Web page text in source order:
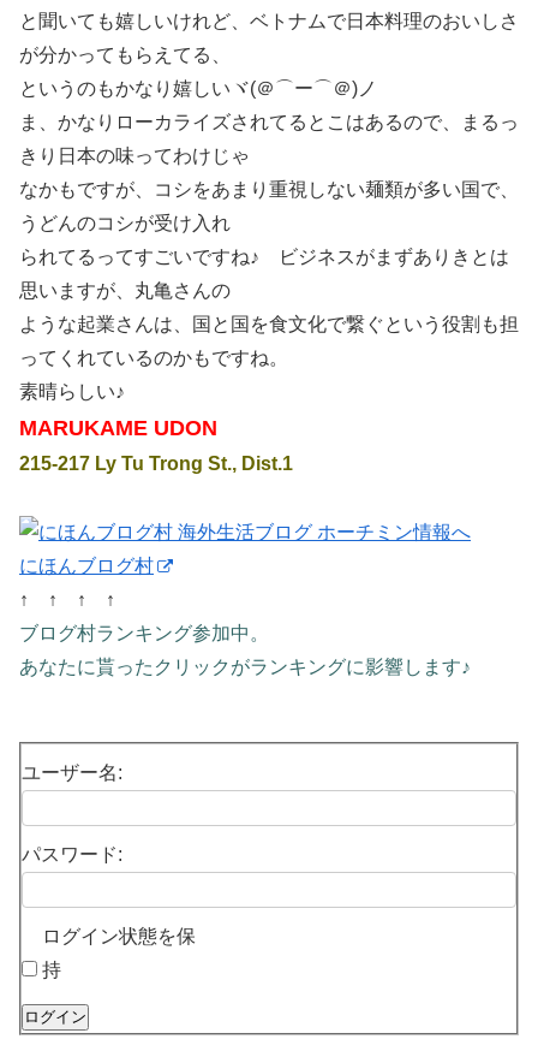
と聞いても嬉しいけれど、ベトナムで日本料理のおいしさ
が分かってもらえてる、
というのもかなり嬉しいヾ(＠⌒ー⌒＠)ノ
ま、かなりローカライズされてるとこはあるので、まるっ
きり日本の味ってわけじゃ
なかもですが、コシをあまり重視しない麺類が多い国で、
うどんのコシが受け入れ
られてるってすごいですね♪ ビジネスがまずありきとは
思いますが、丸亀さんの
ような起業さんは、国と国を食文化で繋ぐという役割も担
ってくれているのかもですね。
素晴らしい♪
MARUKAME UDON
215-217 Ly Tu Trong St., Dist.1
にほんブログ村
↑ ↑ ↑ ↑
ブログ村ランキング参加中。
あなたに貰ったクリックがランキングに影響します♪
ユーザー名:
パスワード:
ログイン状態を保
持
ログイン